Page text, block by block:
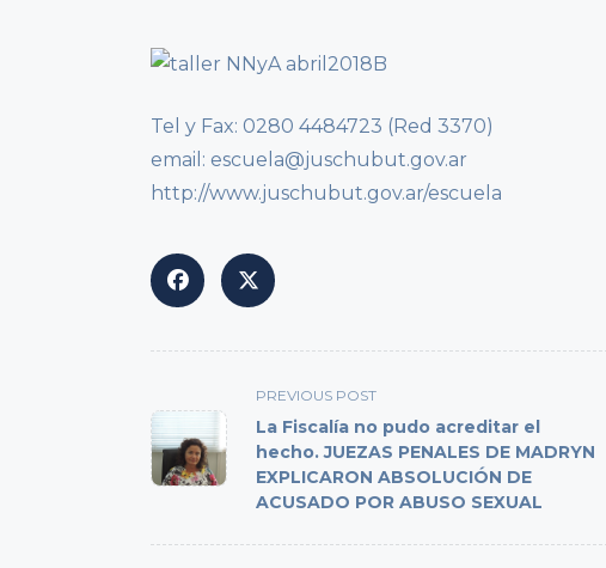
Tel y Fax: 0280 4484723 (Red 3370)
email: escuela@juschubut.gov.ar
http://www.juschubut.gov.ar/escuela
class="nav-
subtitle
screen-
PREVIOUS POST
La Fiscalía no pudo acreditar el
hecho. JUEZAS PENALES DE MADRYN
EXPLICARON ABSOLUCIÓN DE
ACUSADO POR ABUSO SEXUAL